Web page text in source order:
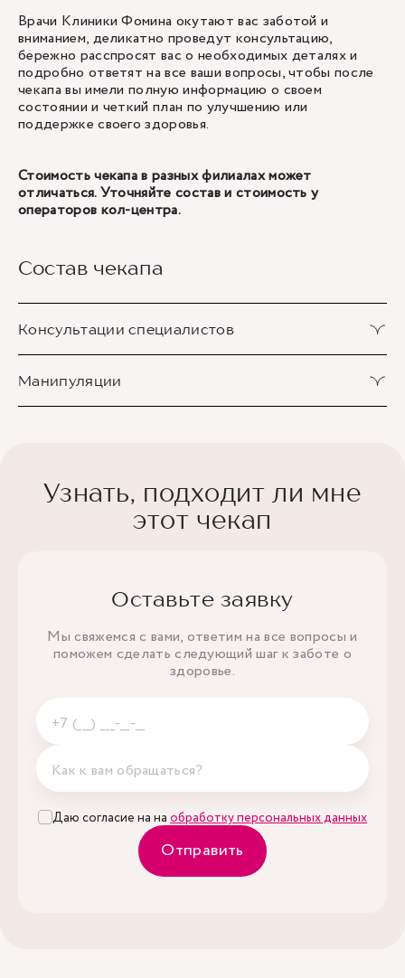
Врачи Клиники Фомина окутают вас заботой и
вниманием, деликатно проведут консультацию,
бережно расспросят вас о необходимых деталях и
подробно ответят на все ваши вопросы, чтобы после
чекапа вы имели полную информацию о своем
состоянии и четкий план по улучшению или
поддержке своего здоровья.
Стоимость чекапа в разных филиалах может
отличаться. Уточняйте состав и стоимость у
операторов кол-центра.
Состав чекапа
Консультации специалистов
Прием (осмотр) врача-акушера-гинеколога
1 шт.
Манипуляции
Узнать, подходит ли мне
этот чекап
Оставьте заявку
Мы свяжемся с вами, ответим на все вопросы и
поможем сделать следующий шаг к заботе о
здоровье.
Даю согласие на на обработку персональных данных
Отправить